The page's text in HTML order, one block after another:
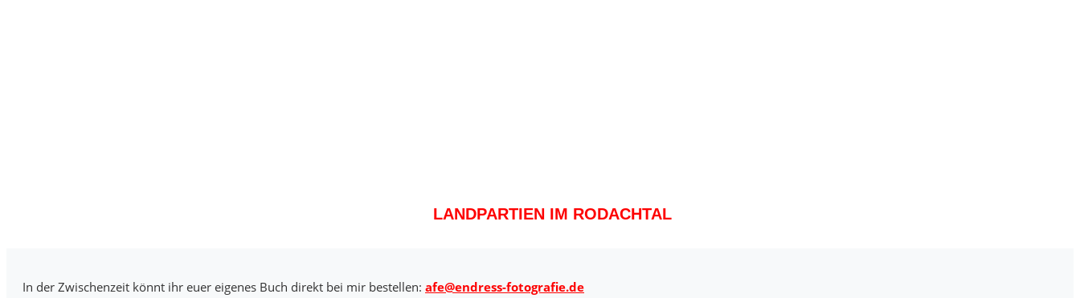
LANDPARTIEN IM RODACHTAL
In der Zwischenzeit könnt ihr euer eigenes Buch direkt bei mir bestellen: afe@endress-fotografie.de